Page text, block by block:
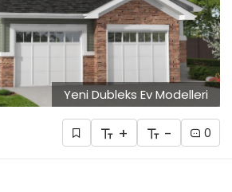
Yeni Dubleks Ev Modelleri
+ - 0